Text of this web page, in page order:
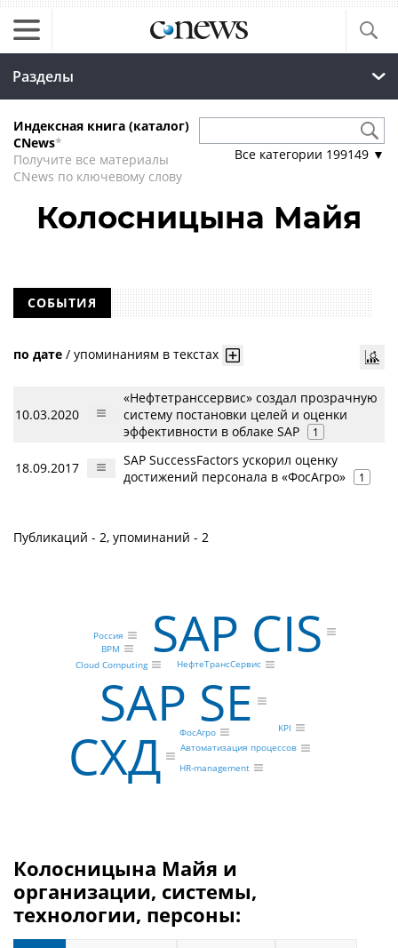
Разделы
Индексная книга (каталог)
CNews*
Получите все материалы
CNews по ключевому слову
Все категории 199149 ▼
Колосницына Майя
СОБЫТИЯ
по дате / упоминаниям в текстах
10.03.2020
«Нефтетранссервис» создал прозрачную
систему постановки целей и оценки
эффективности в облаке SAP
1
18.09.2017
SAP SuccessFactors ускорил оценку
достижений персонала в «ФосАгро»
1
Публикаций - 2, упоминаний - 2
SAP SE
SAP CIS
СХД
НефтеТрансСервис
ФосАгро
Cloud Computing
Автоматизация процессов
BPM
Россия
HR-management
KPI
Колосницына Майя и
организации, системы,
технологии, персоны: